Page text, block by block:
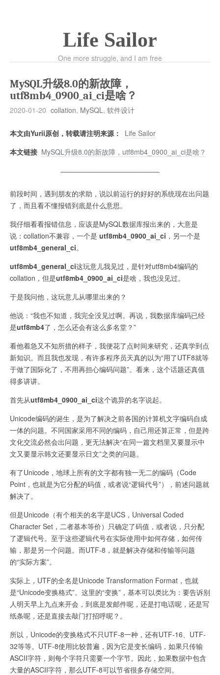
Life Sailor
One more struggle, and I am free
MySQL升级8.0的新故障，
utf8mb4_0900_ai_ci是啥？
2020-01-20 collation, MySQL, 软件设计
本文由Yurii原创，转载请注明来源：
Life Sailor
本文链接 MySQL升级8.0的新故障，utf8mb4_0900_ai_ci是啥？
前段时间，遇到朋友的求助，说以前运行的好好的系统现在出问题
了，而且看不懂报错到底是什么意思。
我仔细看看报错信息，应该是MySQL数据库报出来的，大意是
说：collation不兼容，一个是 utf8mb4_0900_ai_ci ，另一个是
utf8mb4_general_ci。
utf8mb4_general_ci这玩意儿我见过，是针对utf8mb4编码的
collation，但是utf8mb4_0900_ai_ci是啥，我也没见过。
于是我问他，这玩意儿从哪里出来的？
他说：“我也不知道，我完全没见过啊。再说，我数据库编码已经
是utf8mb4了，怎么还会有这么多名堂？”
看他着急又不知所措的样子，我便花了点时间来研究，还真学到点
新知识。而且我也发现，有许多程序员天真的以为“用了UTF8就等
于做了国际化了，不用再担心编码问题”。看来，这个话题还真值
得多讲讲。
首先从utf8mb4_0900_ai_ci这个诡异的名字说起。
Unicode编码的诞生，是为了解决之前各国的计算机文字编码自成
一体的问题。不同国家采用不同的编码，自己用还算正常，但是跨
文化交流必然会出问题，更无法解决“在同一篇文档里又要显示中
文又要显示韩文还要显示日文”之类的问题。
有了Unicode，地球上所有的文字都有独一无二的编码（Code
Point，也就是为它分配的码值，或者说“逻辑代号”），前述问题就
解决了。
但是Unicode（有个相关的名字是UCS，Universal Coded
Character Set，二者基本等价）只确定了码值，或者说，只分配
了逻辑代号。至于这些逻辑代号在实际使用中如何存储，如何传
输，那是另一个问题。而UTF-8，就是解决存储和传输等问题
的“实际方案”。
实际上，UTF的全名是Unicode Transformation Format，也就
是“Unicode变换格式”。这里的“变换”，基本可以类比为：要告诉别
人明天早上九点来开会，到底是发邮件呢，还是打电话呢，还是写
纸条呢，还是直接去敲门打招呼呢？。
所以，Unicode的变换格式不只UTF-8一种，还有UTF-16、UTF-
32等等。UTF-8使用比较普遍，因为它是变长编码，如果只传输
ASCII字符，则每个字符只需要一个字节。因此，如果数据中包含
大量的ASCII字符，那么UTF-8可以节省很多存储空间。